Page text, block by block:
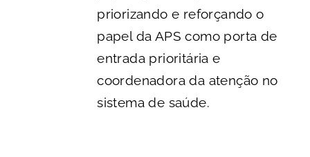
priorizando e reforçando o
papel da APS como porta de
entrada prioritária e
coordenadora da atenção no
sistema de saúde.